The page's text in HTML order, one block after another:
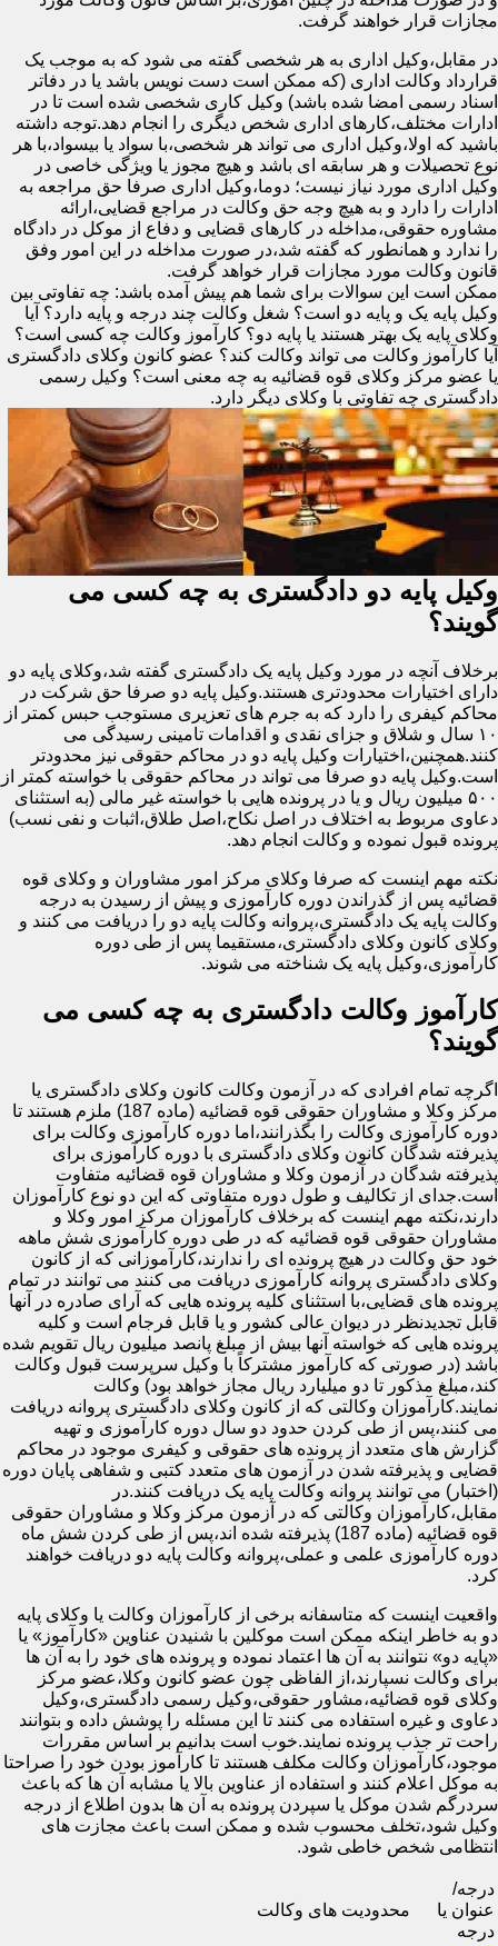
مجازات قرار خواهند گرفت.
در مقابل،وکیل اداری به هر شخصی گفته می شود که به موجب یک
قرارداد وکالت اداری (که ممکن است دست نویس باشد یا در دفاتر
اسناد رسمی امضا شده باشد) وکیل کاری شخصی شده است تا در
ادارات مختلف،کارهای اداری شخص دیگری را انجام دهد.توجه داشته
باشید که اولا،وکیل اداری می تواند هر شخصی،با سواد یا بیسواد،با هر
نوع تحصیلات و هر سابقه ای باشد و هیچ مجوز یا ویژگی خاصی در
وکیل اداری مورد نیاز نیست؛ دوما،وکیل اداری صرفا حق مراجعه به
ادارات را دارد و به هیچ وجه حق وکالت در مراجع قضایی،ارائه
مشاوره حقوقی،مداخله در کارهای قضایی و دفاع از موکل در دادگاه
را ندارد و همانطور که گفته شد،در صورت مداخله در این امور وفق
قانون وکالت مورد مجازات قرار خواهد گرفت.
ممکن است این سوالات برای شما هم پیش آمده باشد: چه تفاوتی بین
وکیل پایه یک و پایه دو است؟ شغل وکالت چند درجه و پایه دارد؟ آیا
وکلای پایه یک بهتر هستند یا پایه دو؟ کارآموز وکالت چه کسی است؟
آیا کارآموز وکالت می تواند وکالت کند؟ عضو کانون وکلای دادگستری
یا عضو مرکز وکلای قوه قضائیه به چه معنی است؟ وکیل رسمی
دادگستری چه تفاوتی با وکلای دیگر دارد.
وکیل پایه دو دادگستری به چه کسی می
گویند؟
برخلاف آنچه در مورد وکیل پایه یک دادگستری گفته شد،وکلای پایه دو
دارای اختیارات محدودتری هستند.وکیل پایه دو صرفا حق شرکت در
محاکم کیفری را دارد که به جرم های تعزیری مستوجب حبس کمتر از
۱۰ سال و شلاق و جزای نقدی و اقدامات تامینی رسیدگی می
کنند.همچنین،اختیارات وکیل پایه دو در محاکم حقوقی نیز محدودتر
است.وکیل پایه دو صرفا می تواند در محاکم حقوقی با خواسته کمتر از
۵۰۰ میلیون ریال و یا در پرونده هایی با خواسته غیر مالی (به استثنای
دعاوی مربوط به اختلاف در اصل نکاح،اصل طلاق،اثبات و نفی نسب)
پرونده قبول نموده و وکالت انجام دهد.
نکته مهم اینست که صرفا وکلای مرکز امور مشاوران و وکلای قوه
قضائیه پس از گذراندن دوره کارآموزی و پیش از رسیدن به درجه
وکالت پایه یک دادگستری،پروانه وکالت پایه دو را دریافت می کنند و
وکلای کانون وکلای دادگستری،مستقیما پس از طی دوره
کارآموزی،وکیل پایه یک شناخته می شوند.
کارآموز وکالت دادگستری به چه کسی می
گویند؟
اگرچه تمام افرادی که در آزمون وکالت کانون وکلای دادگستری یا
مرکز وکلا و مشاوران حقوقی قوه قضائیه (ماده 187) ملزم هستند تا
دوره کارآموزی وکالت را بگذرانند،اما دوره کارآموزی وکالت برای
پذیرفته شدگان کانون وکلای دادگستری با دوره کارآموزی برای
پذیرفته شدگان در آزمون وکلا و مشاوران قوه قضائیه متفاوت
است.جدای از تکالیف و طول دوره متفاوتی که این دو نوع کارآموزان
دارند،نکته مهم اینست که برخلاف کارآموزان مرکز امور وکلا و
مشاوران حقوقی قوه قضائیه که در طی دوره کارآموزی شش ماهه
خود حق وکالت در هیچ پرونده ای را ندارند،کارآموزانی که از کانون
وکلای دادگستری پروانه کارآموزی دریافت می کنند می توانند در تمام
پرونده های قضایی،با استثنای کلیه پرونده هایی که آرای صادره در آنها
قابل تجدیدنظر در دیوان عالی کشور و یا قابل فرجام است و کلیه
پرونده هایی که خواسته آنها بیش از مبلغ پانصد میلیون ریال تقویم شده
باشد (در صورتی که کارآموز مشترکاً با وکیل سرپرست قبول وکالت
کند،مبلغ مذکور تا دو میلیارد ریال مجاز خواهد بود) وکالت
نمایند.کارآموزان وکالتی که از کانون وکلای دادگستری پروانه دریافت
می کنند،پس از طی کردن حدود دو سال دوره کارآموزی و تهیه
گزارش های متعدد از پرونده های حقوقی و کیفری موجود در محاکم
قضایی و پذیرفته شدن در آزمون های متعدد کتبی و شفاهی پایان دوره
(اختبار) می توانند پروانه وکالت پایه یک دریافت کنند.در
مقابل،کارآموزان وکالتی که در آزمون مرکز وکلا و مشاوران حقوقی
قوه قضائیه (ماده 187) پذیرفته شده اند،پس از طی کردن شش ماه
دوره کارآموزی علمی و عملی،پروانه وکالت پایه دو دریافت خواهند
کرد.
واقعیت اینست که متاسفانه برخی از کارآموزان وکالت یا وکلای پایه
دو به خاطر اینکه ممکن است موکلین با شنیدن عناوین «کارآموز» یا
«پایه دو» نتوانند به آن ها اعتماد نموده و پرونده های خود را به آن ها
برای وکالت نسپارند،از الفاظی چون عضو کانون وکلا،عضو مرکز
وکلای قوه قضائیه،مشاور حقوقی،وکیل رسمی دادگستری،وکیل
دعاوی و غیره استفاده می کنند تا این مسئله را پوشش داده و بتوانند
راحت تر جذب پرونده نمایند.خوب است بدانیم بر اساس مقررات
موجود،کارآموزان وکالت مکلف هستند تا کارآموز بودن خود را صراحتا
به موکل اعلام کنند و استفاده از عناوین بالا یا مشابه آن ها که باعث
سردرگم شدن موکل یا سپردن پرونده به آن ها بدون اطلاع از درجه
وکیل شود،تخلف محسوب شده و ممکن است باعث مجازت های
انتظامی شخص خاطی شود.
درجه/
عنوان یا
درجه
محدودیت های وکالت